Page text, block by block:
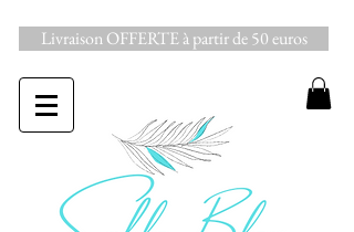
Livraison OFFERTE à partir de 50 euros